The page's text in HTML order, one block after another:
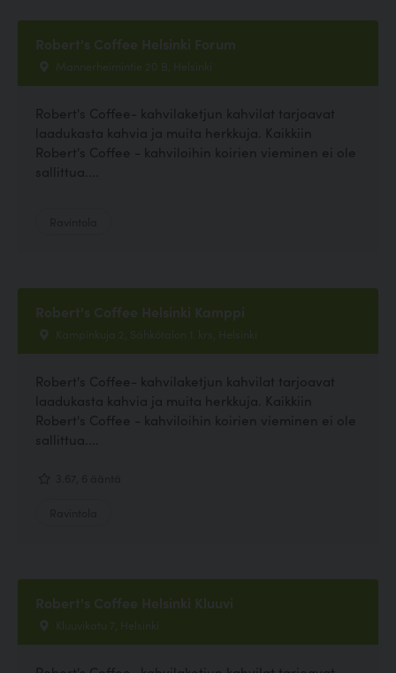
Robert's Coffee Helsinki Forum
Mannerheimintie 20 B, Helsinki
Robert's Coffee- kahvilaketjun kahvilat tarjoavat
laadukasta kahvia ja muita herkkuja. Kaikkiin
Robert's Coffee - kahviloihin koirien vieminen ei ole
sallittua....
Robert's Coffee Helsinki Kamppi
Kampinkuja 2, Sähkötalon 1. krs, Helsinki
Robert's Coffee- kahvilaketjun kahvilat tarjoavat
laadukasta kahvia ja muita herkkuja. Kaikkiin
Robert's Coffee - kahviloihin koirien vieminen ei ole
sallittua....
Robert's Coffee Helsinki Kluuvi
Kluuvikatu 7, Helsinki